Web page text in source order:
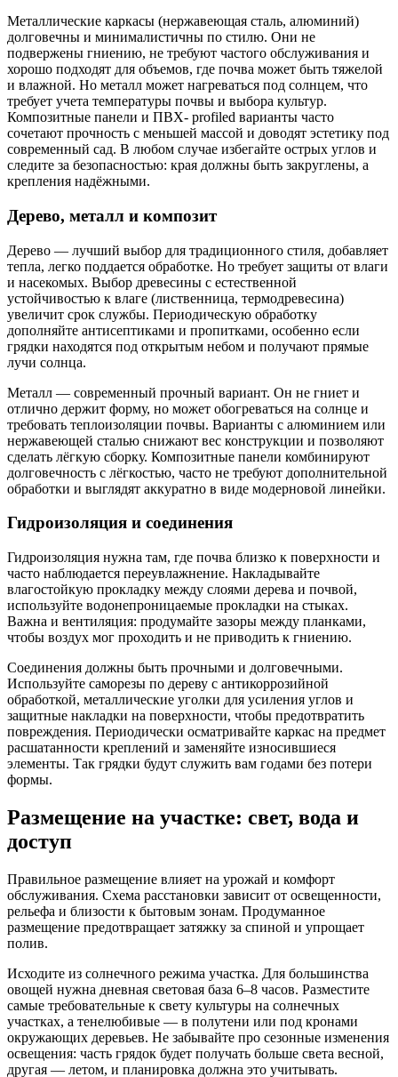
Металлические каркасы (нержавеющая сталь, алюминий)
долговечны и минималистичны по стилю. Они не
подвержены гниению, не требуют частого обслуживания и
хорошо подходят для объемов, где почва может быть тяжелой
и влажной. Но металл может нагреваться под солнцем, что
требует учета температуры почвы и выбора культур.
Композитные панели и ПВХ- profiled варианты часто
сочетают прочность с меньшей массой и доводят эстетику под
современный сад. В любом случае избегайте острых углов и
следите за безопасностью: края должны быть закруглены, а
крепления надёжными.
Дерево, металл и композит
Дерево — лучший выбор для традиционного стиля, добавляет
тепла, легко поддается обработке. Но требует защиты от влаги
и насекомых. Выбор древесины с естественной
устойчивостью к влаге (лиственница, термодревесина)
увеличит срок службы. Периодическую обработку
дополняйте антисептиками и пропитками, особенно если
грядки находятся под открытым небом и получают прямые
лучи солнца.
Металл — современный прочный вариант. Он не гниет и
отлично держит форму, но может обогреваться на солнце и
требовать теплоизоляции почвы. Варианты с алюминием или
нержавеющей сталью снижают вес конструкции и позволяют
сделать лёгкую сборку. Композитные панели комбинируют
долговечность с лёгкостью, часто не требуют дополнительной
обработки и выглядят аккуратно в виде модерновой линейки.
Гидроизоляция и соединения
Гидроизоляция нужна там, где почва близко к поверхности и
часто наблюдается переувлажнение. Накладывайте
влагостойкую прокладку между слоями дерева и почвой,
используйте водонепроницаемые прокладки на стыках.
Важна и вентиляция: продумайте зазоры между планками,
чтобы воздух мог проходить и не приводить к гниению.
Соединения должны быть прочными и долговечными.
Используйте саморезы по дереву с антикоррозийной
обработкой, металлические уголки для усиления углов и
защитные накладки на поверхности, чтобы предотвратить
повреждения. Периодически осматривайте каркас на предмет
расшатанности креплений и заменяйте износившиеся
элементы. Так грядки будут служить вам годами без потери
формы.
Размещение на участке: свет, вода и
доступ
Правильное размещение влияет на урожай и комфорт
обслуживания. Схема расстановки зависит от освещенности,
рельефа и близости к бытовым зонам. Продуманное
размещение предотвращает затяжку за спиной и упрощает
полив.
Исходите из солнечного режима участка. Для большинства
овощей нужна дневная световая база 6–8 часов. Разместите
самые требовательные к свету культуры на солнечных
участках, а тенелюбивые — в полутени или под кронами
окружающих деревьев. Не забывайте про сезонные изменения
освещения: часть грядок будет получать больше света весной,
другая — летом, и планировка должна это учитывать.